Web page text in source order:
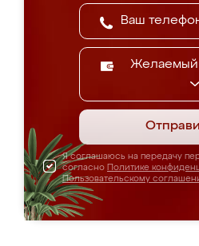
Я соглашаюсь на передачу
согласно Политике
Пользовательскому